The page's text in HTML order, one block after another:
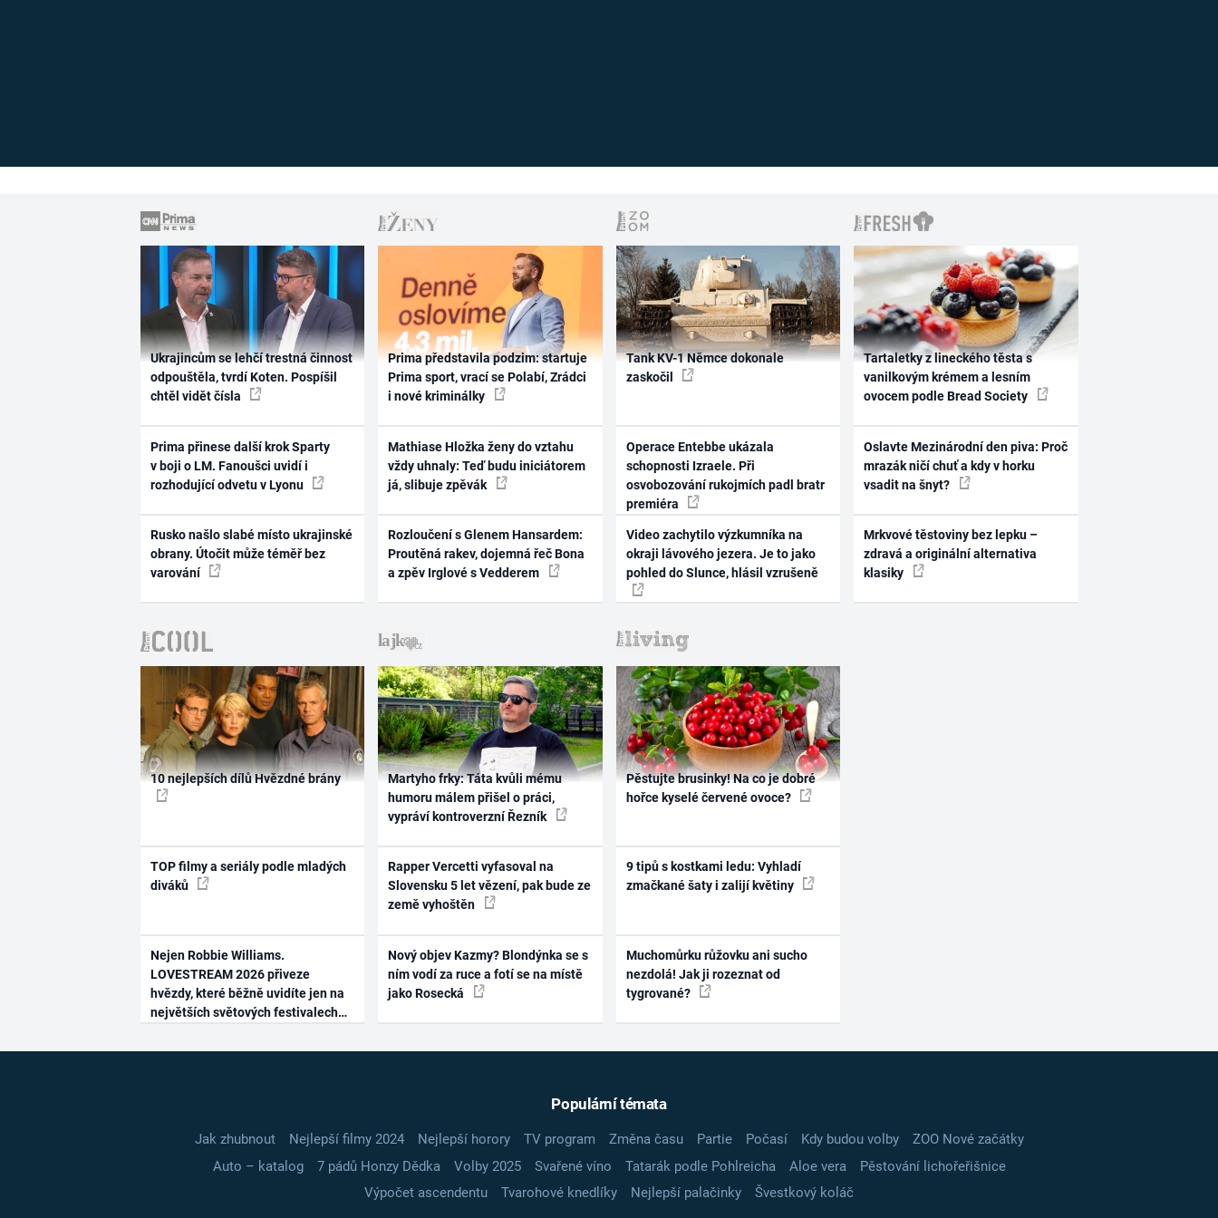
Ukrajincům se lehčí trestná činnost
odpouštěla, tvrdí Koten. Pospíšil
chtěl vidět čísla
Prima přinese další krok Sparty
v boji o LM. Fanoušci uvidí i
rozhodující odvetu v Lyonu
Rusko našlo slabé místo ukrajinské
obrany. Útočit může téměř bez
varování
Prima představila podzim: startuje
Prima sport, vrací se Polabí, Zrádci
i nové kriminálky
Mathiase Hložka ženy do vztahu
vždy uhnaly: Teď budu iniciátorem
já, slibuje zpěvák
Rozloučení s Glenem Hansardem:
Proutěná rakev, dojemná řeč Bona
a zpěv Irglové s Vedderem
Tank KV-1 Němce dokonale
zaskočil
Operace Entebbe ukázala
schopnosti Izraele. Při
osvobozování rukojmích padl bratr
premiéra
Video zachytilo výzkumníka na
okraji lávového jezera. Je to jako
pohled do Slunce, hlásil vzrušeně
Tartaletky z lineckého těsta s
vanilkovým krémem a lesním
ovocem podle Bread Society
Oslavte Mezinárodní den piva: Proč
mrazák ničí chuť a kdy v horku
vsadit na šnyt?
Mrkvové těstoviny bez lepku –
zdravá a originální alternativa
klasiky
10 nejlepších dílů Hvězdné brány
TOP filmy a seriály podle mladých
diváků
Nejen Robbie Williams.
LOVESTREAM 2026 přiveze
hvězdy, které běžně uvidíte jen na
největších světových festivalech
Martyho frky: Táta kvůli mému
humoru málem přišel o práci,
vypráví kontroverzní Řezník
Rapper Vercetti vyfasoval na
Slovensku 5 let vězení, pak bude ze
země vyhoštěn
Nový objev Kazmy? Blondýnka se s
ním vodí za ruce a fotí se na místě
jako Rosecká
Pěstujte brusinky! Na co je dobré
hořce kyselé červené ovoce?
9 tipů s kostkami ledu: Vyhladí
zmačkané šaty i zalijí květiny
Muchomůrku růžovku ani sucho
nezdolá! Jak ji rozeznat od
tygrované?
Populární témata
Jak zhubnout Nejlepší filmy 2024 Nejlepší horory TV program Změna času Partie Počasí Kdy budou volby
ZOO Nové začátky
Auto – katalog
7 pádů Honzy Dědka Volby 2025 Svařené víno Tatarák podle Pohlreicha Aloe vera
Pěstování lichořeřišnice
Výpočet ascendentu
Tvarohové knedlíky Nejlepší palačinky Švestkový koláč